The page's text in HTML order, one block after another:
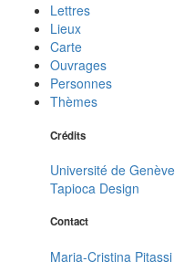
Lettres
Lieux
Carte
Ouvrages
Personnes
Thèmes
Crédits
Université de Genève
Tapioca Design
Contact
Maria-Cristina Pitassi